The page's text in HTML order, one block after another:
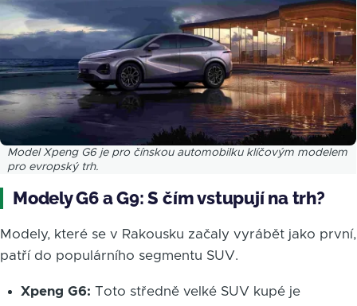
Model Xpeng G6 je pro čínskou automobilku klíčovým modelem
pro evropský trh.
Modely G6 a G9: S čím vstupují na trh?
Modely, které se v Rakousku začaly vyrábět jako první,
patří do populárního segmentu SUV.
Xpeng G6: Toto středně velké SUV kupé je